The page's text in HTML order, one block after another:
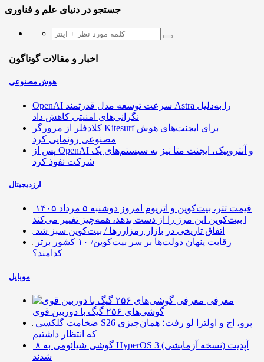
جستجو در دنیای علم و فناوری
اخبار و مقالات گوناگون
هوش مصنوعی
OpenAI سرعت توسعه مدل قدرتمند Astra را به‌دلیل
نگرانی‌های امنیتی کاهش داد
کلادفلر از مرورگر Kitesurf برای ایجنت‌های هوش
مصنوعی رونمایی کرد
پس از OpenAI و آنتروپیک، ایجنت متا نیز به سیستم‌های یک
شرکت نفوذ کرد
ارزدیجیتال
قیمت تتر، بیت‌کوین و اتریوم امروز دوشنبه ۵ مرداد ۱۴۰۵
| بیت‌کوین این مرز را از دست بدهد، همه‌چیز تغییر می‌کند
اتفاق تاریخی در بازار رمزارزها / بیت‌کوین سبز شد
رقابت پنهان دولت‌ها بر سر بیت‌کوین/ ۱۰ کشور برتر
کدامند؟
موبایل
معرفی
گوشی‌های ۲۵۶ گیگ با دوربین قوی
ضخامت گلکسی S26 پرو، اج و اولترا لو رفت؛ همان‌چیزی
که انتظار داشتیم
۸ گوشی شیائومی به HyperOS 3 (نسخه آزمایشی) آپدیت
شدند